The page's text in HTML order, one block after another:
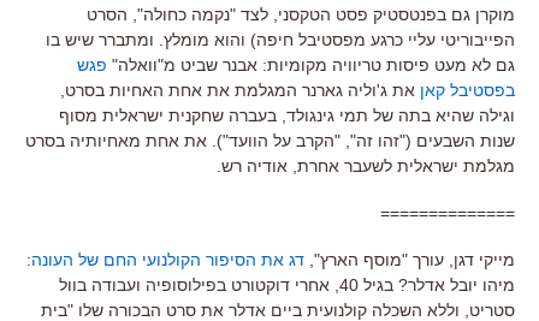
מוקרן גם בפנטסטיק פסט הטקסני, לצד "נקמה כחולה", הסרט
הפייבוריטי עליי כרגע מפסטיבל חיפה) והוא מומלץ. ומתברר שיש בו
גם לא מעט פיסות טריוויה מקומיות: אבנר שביט מ"וואלה" פגש
בפסטיבל קאן את ג'וליה גארנר המגלמת את אחת האחיות בסרט,
וגילה שהיא בתה של תמי גינגולד, בעברה שחקנית ישראלית מסוף
שנות השבעים ("זהו זה", "הקרב על הוועד"). את אחת מאחיותיה בסרט
מגלמת ישראלית לשעבר אחרת, אודיה רש.
==============
מייקי דגן, עורך "מוסף הארץ", דג את הסיפור הקולנועי החם של העונה:
מיהו יובל אדלר? בגיל 40, אחרי דוקטורט בפילוסופיה ועבודה בוול
סטריט, וללא השכלה קולנועית ביים אדלר את סרט הבכורה שלו "בית